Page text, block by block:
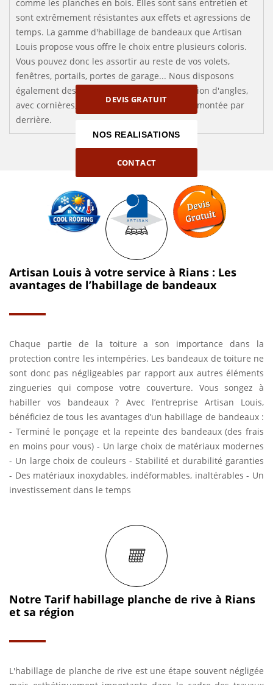
DEVIS GRATUIT
NOS REALISATIONS
CONTACT
comme les planches en bois. Elles sont sans entretien et
sont extrêmement résistantes aux effets et agressions de
temps. La gamme d'habillage de bandeaux que Artisan
Louis propose vous offre le choix entre plusieurs coloris.
Vous pouvez donc les assortir au reste de vos volets,
fenêtres, portails, portes de garage... Nous disposons
également des habillages de bandeaux, finition d'angles,
avec cornières, retour sous bandeau avec remontée par
derrière.
Artisan Louis à votre service à Rians : Les
avantages de l’habillage de bandeaux
Chaque partie de la toiture a son importance dans la
protection contre les intempéries. Les bandeaux de toiture ne
sont donc pas négligeables par rapport aux autres éléments
zingueries qui compose votre couverture. Vous songez à
habiller vos bandeaux ? Avec l’entreprise Artisan Louis,
bénéficiez de tous les avantages d’un habillage de bandeaux :
- Terminé le ponçage et la repeinte des bandeaux (des frais
en moins pour vous) - Un large choix de matériaux modernes
- Un large choix de couleurs - Stabilité et durabilité garanties
- Des matériaux inoxydables, indéformables, inaltérables - Un
investissement dans le temps
Notre Tarif habillage planche de rive à Rians
et sa région
L'habillage de planche de rive est une étape souvent négligée